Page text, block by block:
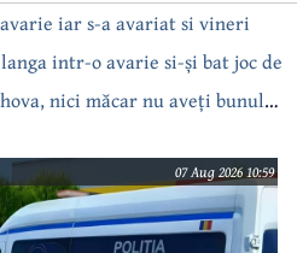
iar s-a avariat si vineri
intr-o avarie si-și bat joc de
nici măcar nu aveți bunul
07 Aug 2026 10:59